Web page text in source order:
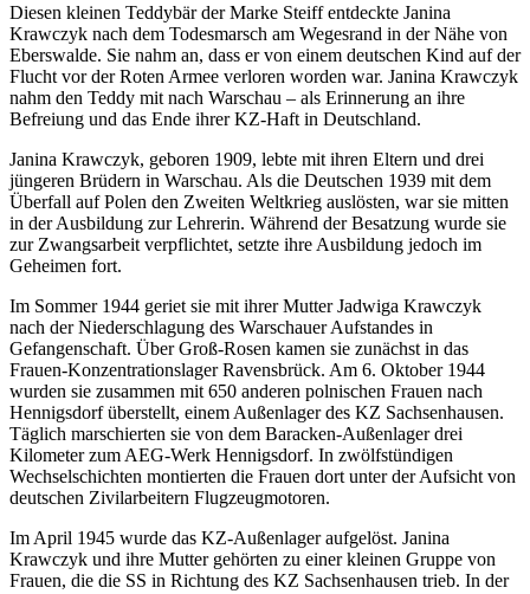
Diesen kleinen Teddybär der Marke Steiff entdeckte Janina
Krawczyk nach dem Todesmarsch am Wegesrand in der Nähe von
Eberswalde. Sie nahm an, dass er von einem deutschen Kind auf der
Flucht vor der Roten Armee verloren worden war. Janina Krawczyk
nahm den Teddy mit nach Warschau – als Erinnerung an ihre
Befreiung und das Ende ihrer KZ-Haft in Deutschland.
Janina Krawczyk, geboren 1909, lebte mit ihren Eltern und drei
jüngeren Brüdern in Warschau. Als die Deutschen 1939 mit dem
Überfall auf Polen den Zweiten Weltkrieg auslösten, war sie mitten
in der Ausbildung zur Lehrerin. Während der Besatzung wurde sie
zur Zwangsarbeit verpflichtet, setzte ihre Ausbildung jedoch im
Geheimen fort.
Im Sommer 1944 geriet sie mit ihrer Mutter Jadwiga Krawczyk
nach der Niederschlagung des Warschauer Aufstandes in
Gefangenschaft. Über Groß-Rosen kamen sie zunächst in das
Frauen-Konzentrationslager Ravensbrück. Am 6. Oktober 1944
wurden sie zusammen mit 650 anderen polnischen Frauen nach
Hennigsdorf überstellt, einem Außenlager des KZ Sachsenhausen.
Täglich marschierten sie von dem Baracken-Außenlager drei
Kilometer zum AEG-Werk Hennigsdorf. In zwölfstündigen
Wechselschichten montierten die Frauen dort unter der Aufsicht von
deutschen Zivilarbeitern Flugzeugmotoren.
Im April 1945 wurde das KZ-Außenlager aufgelöst. Janina
Krawczyk und ihre Mutter gehörten zu einer kleinen Gruppe von
Frauen, die die SS in Richtung des KZ Sachsenhausen trieb. In der